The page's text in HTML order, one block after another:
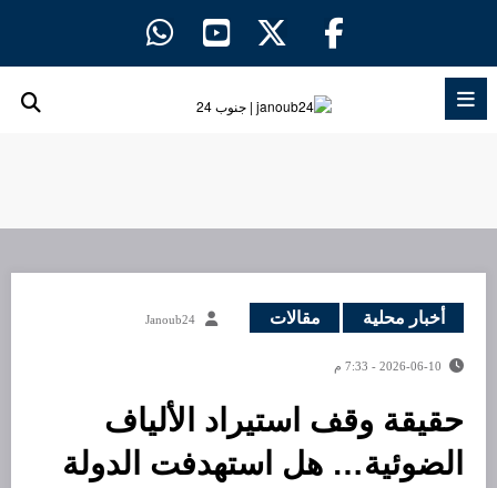
أخبار محلية مقالات Janoub24
2026-06-10 - 7:33 م
حقيقة وقف استيراد الألياف
الضوئية… هل استهدفت الدولة